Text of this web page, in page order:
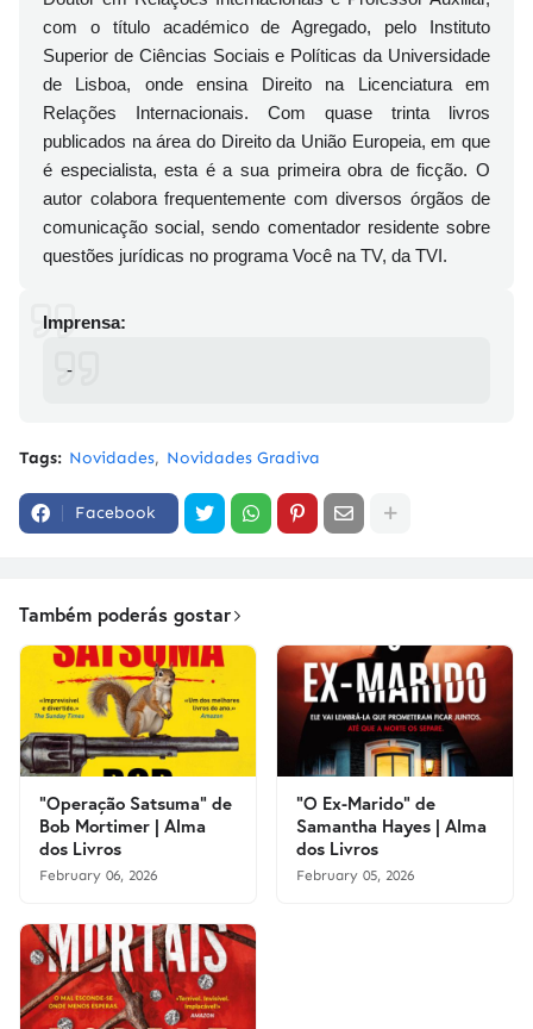
com o título académico de Agregado, pelo Instituto
Superior de Ciências Sociais e Políticas da Universidade
de Lisboa, onde ensina Direito na Licenciatura em
Relações Internacionais. Com quase trinta livros
publicados na área do Direito da União Europeia, em que
é especialista, esta é a sua primeira obra de ficção. O
autor colabora frequentemente com diversos órgãos de
comunicação social, sendo comentador residente sobre
questões jurídicas no programa Você na TV, da TVI.
Imprensa:
-
Tags: Novidades Novidades Gradiva
Facebook
Também poderás gostar
"Operação Satsuma" de
Bob Mortimer | Alma
dos Livros
February 06, 2026
"O Ex-Marido" de
Samantha Hayes | Alma
dos Livros
February 05, 2026